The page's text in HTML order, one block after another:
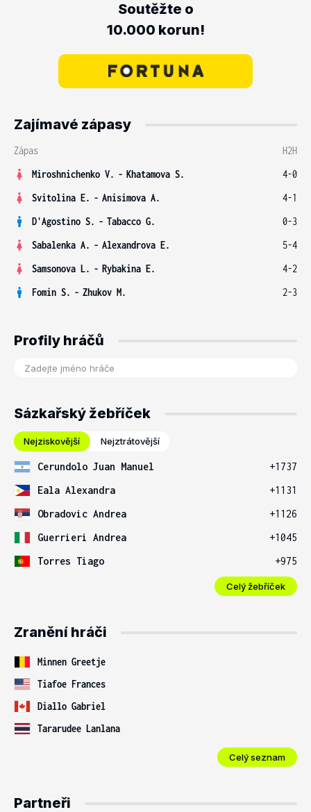
Soutěžte o
10.000 korun!
Zajímavé zápasy
Zápas
H2H
Miroshnichenko V. - Khatamova S.
4-0
Svitolina E. - Anisimova A.
4-1
D'Agostino S. - Tabacco G.
0-3
Sabalenka A. - Alexandrova E.
5-4
Samsonova L. - Rybakina E.
4-2
Fomin S. - Zhukov M. 2-3
Profily hráčů
Sázkařský žebříček
Nejziskovější Nejztrátovější
Cerundolo Juan Manuel
+1737
Eala Alexandra
+1131
Obradovic Andrea
+1126
Guerrieri Andrea
+1045
Torres Tiago
+975
Celý žebříček
Zranění hráči
Minnen Greetje
Tiafoe Frances
Diallo Gabriel
Tararudee Lanlana
Celý seznam
Partneři